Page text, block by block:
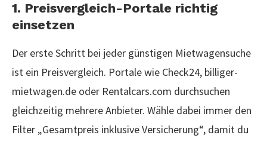
1. Preisvergleich-Portale richtig
einsetzen
Der erste Schritt bei jeder günstigen Mietwagensuche
ist ein Preisvergleich. Portale wie Check24, billiger-
mietwagen.de oder Rentalcars.com durchsuchen
gleichzeitig mehrere Anbieter. Wähle dabei immer den
Filter „Gesamtpreis inklusive Versicherung“, damit du